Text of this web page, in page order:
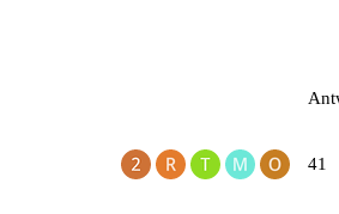
41